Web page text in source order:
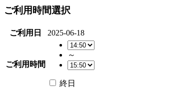
ご利用時間選択
ご利用日 2025-06-18
ご利用時間
～
終日